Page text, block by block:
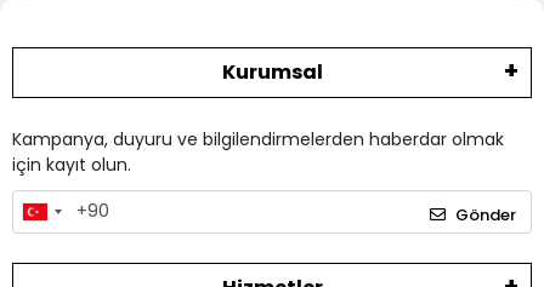
Kurumsal
Kampanya, duyuru ve bilgilendirmelerden haberdar olmak
için kayıt olun.
Gönder